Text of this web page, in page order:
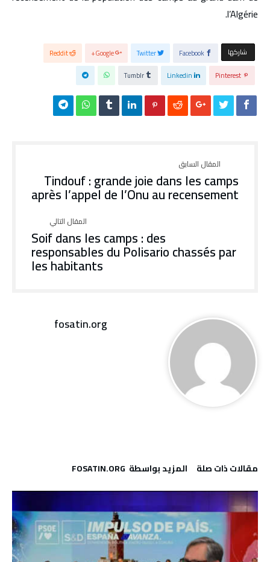
l’Algérie.
‫‫ شاركها‬ Facebook
Twitter
Google+
Reddit
Pinterest
Linkedin
Tumblr
Tindouf : grande joie dans les camps
après l’appel de l’Onu au recensement
Soif dans les camps : des
responsables du Polisario chassés par
les habitants
fosatin.org
‫مقالات ذات صلة‬ ‫‫المزيد بواسطة‬ ‬ FOSATIN.ORG